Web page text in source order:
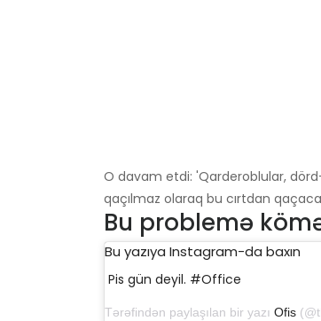
O davam etdi: 'Qarderoblular,
qaçılmaz olaraq bu cırtdan
Bu problemə
Bu yazıya Instagram-da baxın
Pis gün deyil. #Office
Tərəfindən paylaşılan bir yazı Ofis